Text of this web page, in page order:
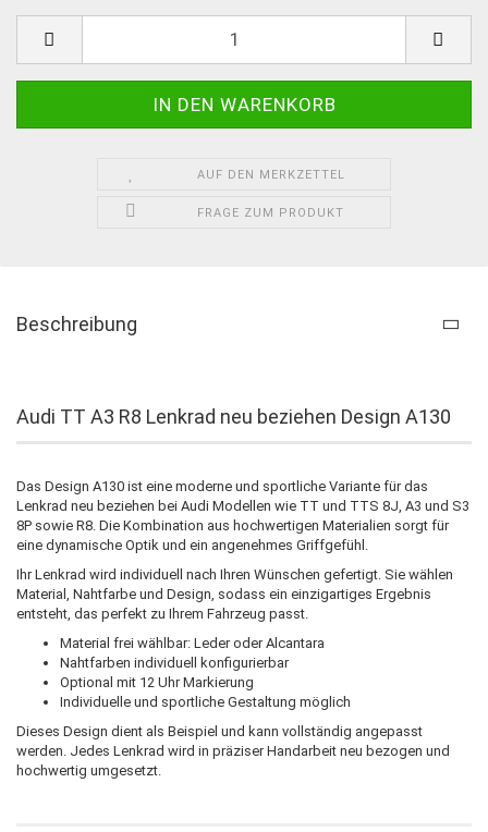
AUF DEN MERKZETTEL
FRAGE ZUM PRODUKT
Beschreibung
Audi TT A3 R8 Lenkrad neu beziehen Design A130
Das Design A130 ist eine moderne und sportliche Variante für das
Lenkrad neu beziehen bei Audi Modellen wie TT und TTS 8J, A3 und S3
8P sowie R8. Die Kombination aus hochwertigen Materialien sorgt für
eine dynamische Optik und ein angenehmes Griffgefühl.
Ihr Lenkrad wird individuell nach Ihren Wünschen gefertigt. Sie wählen
Material, Nahtfarbe und Design, sodass ein einzigartiges Ergebnis
entsteht, das perfekt zu Ihrem Fahrzeug passt.
Material frei wählbar: Leder oder Alcantara
Nahtfarben individuell konfigurierbar
Optional mit 12 Uhr Markierung
Individuelle und sportliche Gestaltung möglich
Dieses Design dient als Beispiel und kann vollständig angepasst
werden. Jedes Lenkrad wird in präziser Handarbeit neu bezogen und
hochwertig umgesetzt.